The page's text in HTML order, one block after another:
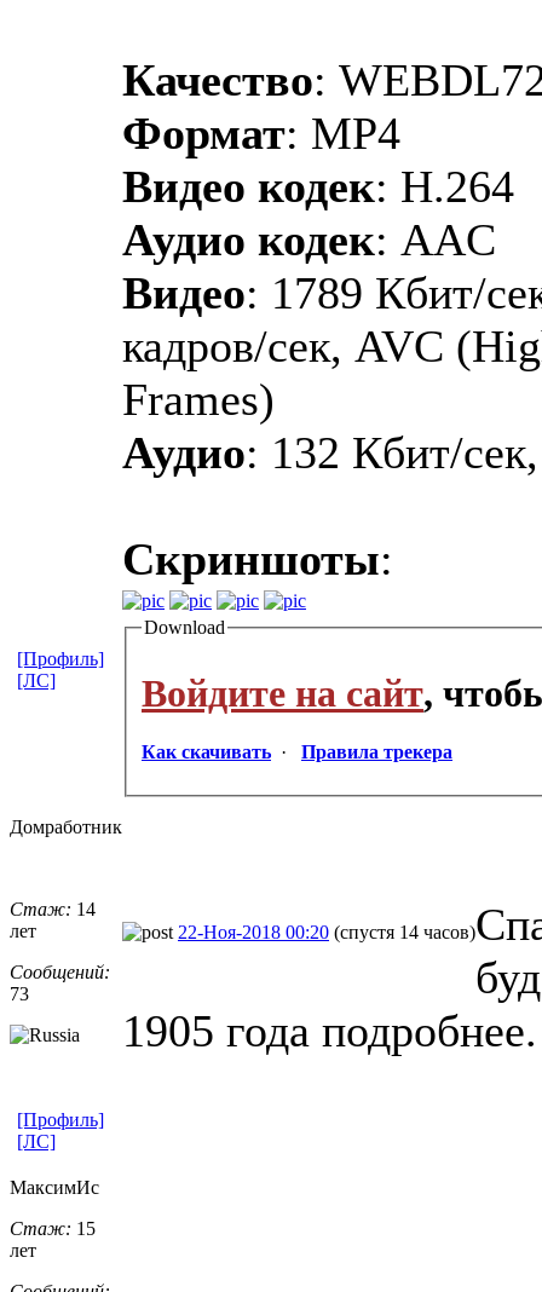
Качество:
Формат: MP4
Видео кодек: H.264
Аудио кодек: AAC
Видео: 1789 Кбит/
кадров/сек, AVC
Frames)
Аудио: 132 Кбит/
Скриншоты:
Download
Войдите на сайт,
Как скачивать · Правила трекера
[Профиль]
[ЛС]
Домработник
Стаж: 14
лет
Сообщений:
73
22-Ноя-2018 00:20 (спустя 14 часов)
1905 года подробнее.
[Профиль]
[ЛС]
МаксимИс
Стаж: 15
лет